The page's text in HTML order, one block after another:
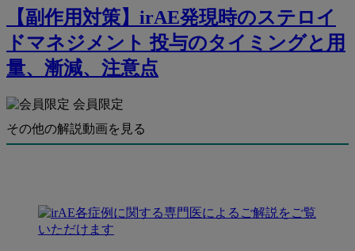
【副作⽤対策】irAE発現時のステロイ
ドマネジメント 投与のタイミングと⽤
量、漸減、注意点
会員限定
その他の解説動画を見る